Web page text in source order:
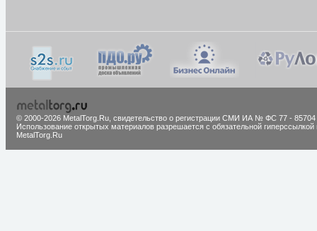
© 2000-2026 MetalTorg.Ru, cвидетельство о регистрации СМИ ИА № ФС 77 - 85704
Использование открытых материалов разрешается с обязательной гиперссылкой
MetalTorg.Ru